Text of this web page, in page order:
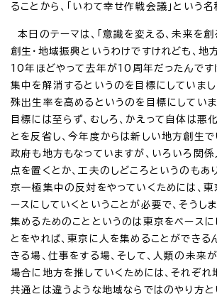
ることから、「いわて幸せ作戦会議」という名
本日のテーマは、「意識を変える、未来を創
創生・地域振興というわけですけれども、地
10年ほどやって去年が10周年だったんです
集中を解消するというのを目標にしていま
殊出生率を高めるというのを目標にしていま
目標には至らず、むしろ、かえって自体は悪
とを反省し、今年度からは新しい地方創生で
政府も地方もなっていますが、いろいろ関
点を置くとか、工夫のしどころというのもあ
京一極集中の反対をやっていくためには、
ースにしていくということが必要で、そうし
集めるためのことというのは東京をベースに
とをやれば、東京に人を集めることができる
きる場、仕事をする場、そして、人類の未来
場合に地方を推していくためには、それぞれ
共通とは違うような地域ならではのやり方